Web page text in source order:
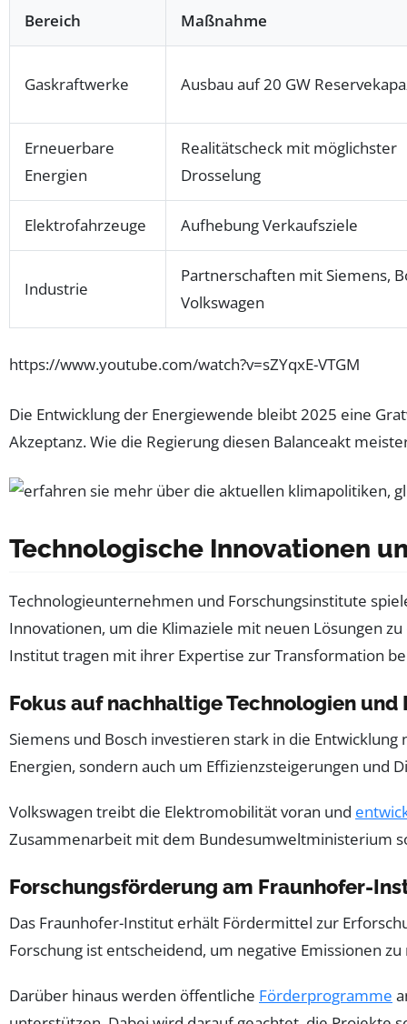
Bereich Maßnahme
Gaskraftwerke Ausbau auf 20 GW
Erneuerbare
Energien
Realitätscheck mit möglichster
Drosselung
Elektrofahrzeuge Aufhebung Verkaufsziele
Industrie
Partnerschaften mit Siemens,
Volkswagen
https://www.youtube.com/watch?v=sZYqxE-VTGM
Die Entwicklung der Energiewende bleibt 2025 eine
Akzeptanz. Wie die Regierung diesen Balanceakt
Technologische Innovationen
Technologieunternehmen und Forschungsinstitute
Innovationen, um die Klimaziele mit neuen Lösungen
Institut tragen mit ihrer Expertise zur Transformation
Fokus auf nachhaltige Technologien und
Siemens und Bosch investieren stark in die
Energien, sondern auch um Effizienzsteigerungen und
Volkswagen treibt die Elektromobilität voran und
Zusammenarbeit mit dem Bundesumweltministerium
Forschungsförderung am Fraunhofer-
Das Fraunhofer-Institut erhält Fördermittel zur
Forschung ist entscheidend, um negative Emissionen
Darüber hinaus werden öffentliche Förderprogramme